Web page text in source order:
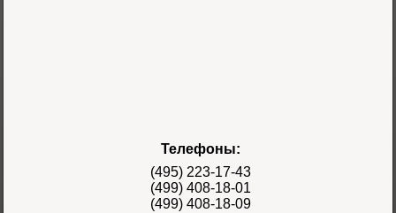
E-3/L-3 TT Naaats
Цена 48000 руб.
Телефоны:
(495) 223-17-43
(499) 408-18-01
(499) 408-18-09